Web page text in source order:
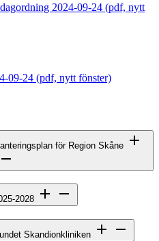
2024-09-24 (pdf, nytt
09-24 (pdf, nytt fönster)
för Region Skåne
2028
Skandionkliniken